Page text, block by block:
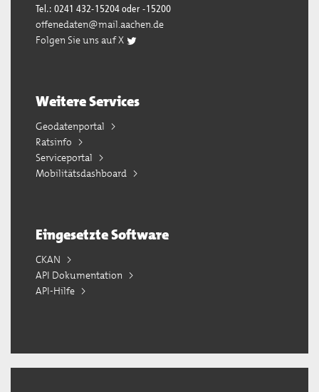
Tel.: 0241 432-15204 oder -15200
offenedaten@mail.aachen.de
Folgen Sie uns auf X
Weitere Services
Geodatenportal
Ratsinfo
Serviceportal
Mobilitätsdashboard
Eingesetzte Software
CKAN
API Dokumentation
API-Hilfe